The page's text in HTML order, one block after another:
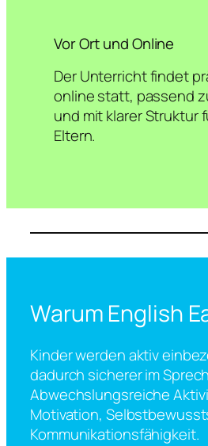
Vor Ort und Online
Der Unterricht findet
online statt, passend
und mit klarer Struktur
Eltern.
Warum English
Kinder werden aktiv
dadurch sicherer im
Abwechslungsreiche
Motivation,
Kommunikationsfähigkeit.